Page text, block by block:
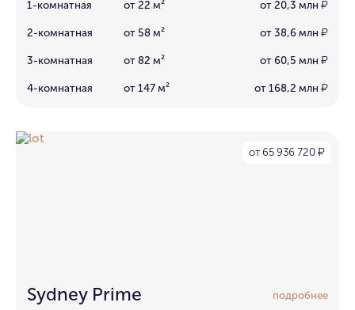
1-комнатная от 22 м² от 20,3 млн ₽
2-комнатная от 58 м² от 38,6 млн ₽
3-комнатная от 82 м² от 60,5 млн ₽
4-комнатная от 147 м² от 168,2 млн ₽
от 65 936 720 ₽
Sydney Prime подробнее